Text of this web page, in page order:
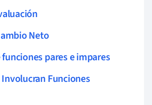
Neto
pares e impares
Funciones